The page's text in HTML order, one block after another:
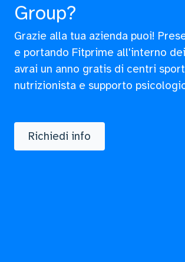
Group?
Grazie alla tua azienda puoi!
e portando Fitprime all'interno
avrai un anno gratis di centri
nutrizionista e supporto
Richiedi info